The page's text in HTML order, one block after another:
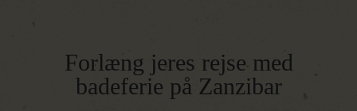
Forlæng jeres rejse med
badeferie på Zanzibar